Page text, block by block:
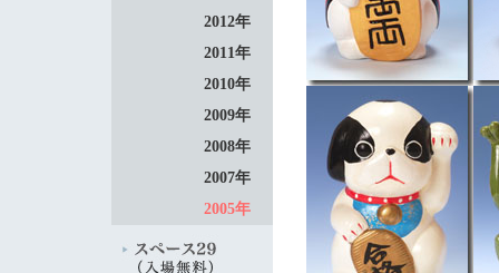
2012年
2011年
2010年
2009年
2008年
2007年
2005年